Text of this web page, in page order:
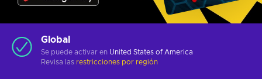
Global
Se puede activar en United States of America
Revisa las restricciones por región